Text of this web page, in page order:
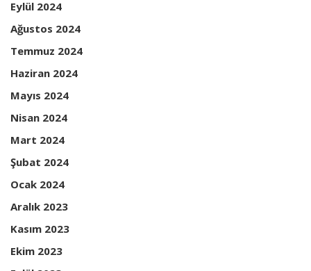
Eylül 2024
Ağustos 2024
Temmuz 2024
Haziran 2024
Mayıs 2024
Nisan 2024
Mart 2024
Şubat 2024
Ocak 2024
Aralık 2023
Kasım 2023
Ekim 2023